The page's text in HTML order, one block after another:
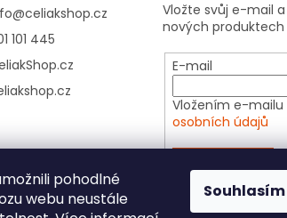
pohodlné
webu neustále
Souhlasím
@celiakshop.cz
101 445
Vložte svůj e-mail
nových
E-mail
Vložením e-
osobních údajů